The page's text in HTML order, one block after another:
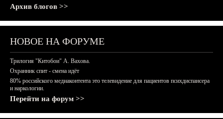
Архив блогов >>
НОВОЕ НА ФОРУМЕ
Трилогия "Китобои" А. Вахова.
Охранник спит - смена идёт
80% российского медиаконтента это телевидение для пациентов психдиспансера
и наркологии.
Перейти на форум >>